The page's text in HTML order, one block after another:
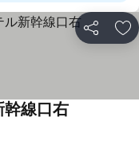
シェア お
幹線口右